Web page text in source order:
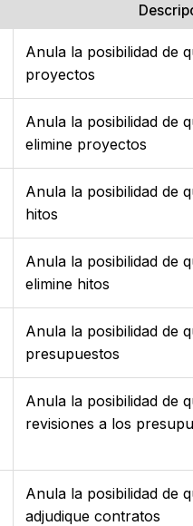
Anula la posibilidad de
proyectos
Anula la posibilidad de
elimine proyectos
Anula la posibilidad de
hitos
Anula la posibilidad de
elimine hitos
Anula la posibilidad de
presupuestos
Anula la posibilidad de
revisiones a los
Anula la posibilidad de
adjudique contratos